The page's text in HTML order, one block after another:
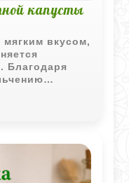
капусты
мягким вкусом,
Благодаря
консистенцию
закуски. Это
но не